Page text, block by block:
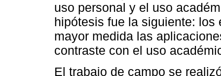
uso personal y el uso
hipótesis fue la siguiente:
mayor medida las
contraste con el uso
El trabajo de campo se